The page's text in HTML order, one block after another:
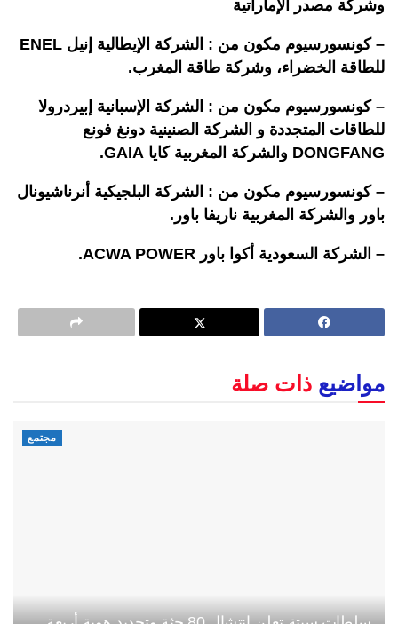
وشركة مصدر الإماراتية
للطاقة الخضراء، وشركة طاقة المغرب.
– كونسورسيوم مكون من : الشركة الإسبانية إبيردرولا
للطاقات المتجددة و الشركة الصنينية دونغ فونع
DONGFANG والشركة المغربية كايا GAIA.
– كونسورسيوم مكون من : الشركة البلجيكية أنرناشيونال
باور والشركة المغربية ناريفا باور.
– الشركة السعودية أكوا باور ACWA POWER.
مواضيع ذات صلة
مجتمع